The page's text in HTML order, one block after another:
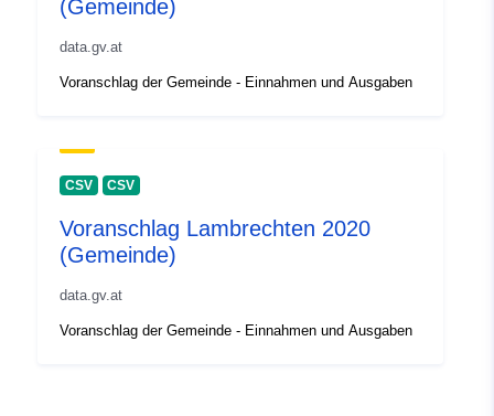
(Gemeinde)
data.gv.at
Voranschlag der Gemeinde - Einnahmen und Ausgaben
CSV CSV
Voranschlag Lambrechten 2020
(Gemeinde)
data.gv.at
Voranschlag der Gemeinde - Einnahmen und Ausgaben